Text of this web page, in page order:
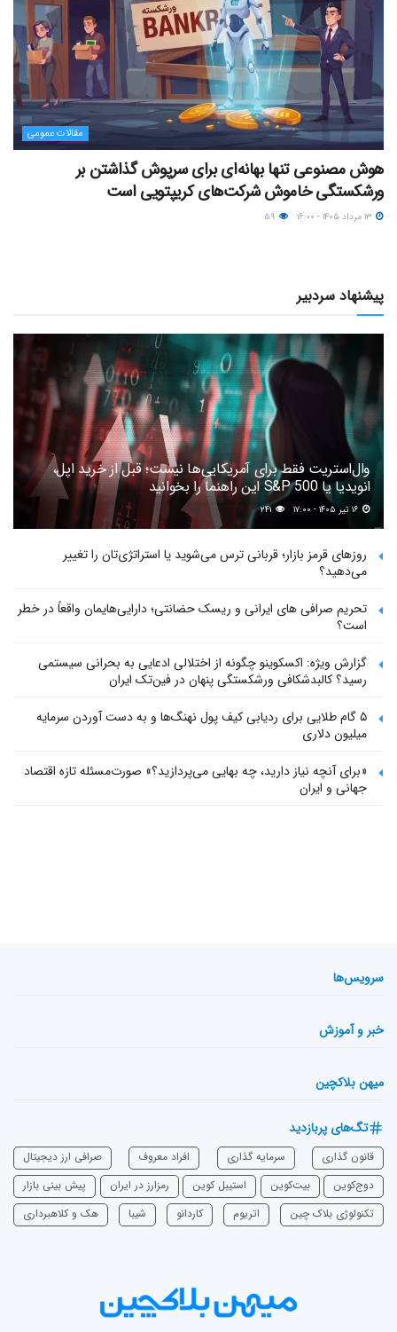
مقالات عمومی
هوش مصنوعی تنها بهانه‌ای برای سرپوش گذاشتن بر
ورشکستگی خاموش شرکت‌های کریپتویی است
پیشنهاد سردبیر
وال‌استریت فقط برای آمریکایی‌ها نیست؛ قبل از خرید اپل،
انویدیا یا S&P 500 این راهنما را بخوانید
۲۴۱
روزهای قرمز بازار؛ قربانی ترس می‌شوید یا استراتژی‌تان را تغییر
می‌دهید؟
تحریم صرافی های ایرانی و ریسک حضانتی؛ دارایی‌هایمان واقعاً در خطر
است؟
گزارش ویژه: اکسکوینو چگونه از اختلالی ادعایی به بحرانی سیستمی
رسید؟ کالبدشکافی ورشکستگی پنهان در فین‌تک ایران
۵ گام طلایی برای ردیابی کیف پول‌ نهنگ‌ها و به دست آوردن سرمایه
میلیون دلاری
«برای آنچه نیاز دارید، چه بهایی می‌پردازید؟» صورت‌مسئله تازه اقتصاد
جهانی و ایران
سرویس‌ها
خبر و آموزش
میهن بلاکچین
تگ‌های پربازدید
قانون گذاری سرمایه‌ گذاری افراد معروف
صرافی ارز دیجیتال
دوج‌کوین
بیت‌کوین استیبل کوین رمزارز در ایران
پیش بینی بازار
تکنولوژی بلاک چین
اتریوم ‌کاردانو شیبا هک و کلاهبرداری